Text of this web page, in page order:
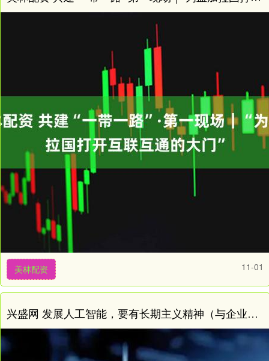
美林配资 11-01
兴盛网 发展人工智能，要有长期主义精神（与企业家谈“新”）